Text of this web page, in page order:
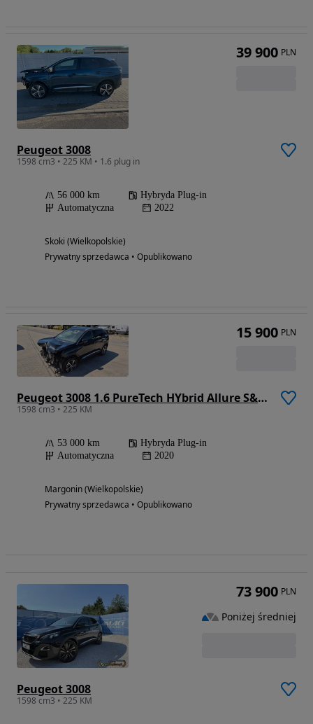
Peugeot 3008
1598 cm3 • 225 KM • 1.6 plug in
56 000 km
Hybryda Plug-in
Automatyczna
2022
Skoki (Wielkopolskie)
Prywatny sprzedawca • Opublikowano
39 900 PLN
Peugeot 3008 1.6 PureTech HYbrid Allure S&S EAT8
1598 cm3 • 225 KM
53 000 km
Hybryda Plug-in
Automatyczna
2020
Margonin (Wielkopolskie)
Prywatny sprzedawca • Opublikowano
15 900 PLN
Peugeot 3008
1598 cm3 • 225 KM
73 900 PLN
Poniżej średniej